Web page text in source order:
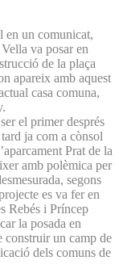
en un comunicat,
va posar en
de la plaça
apareix amb aquest
casa comuna,
el primer després
ja com a cònsol
Prat de la
amb polèmica per
segons
es va fer en
Rebés i Príncep
la posada en
construir un camp de
dels comuns de